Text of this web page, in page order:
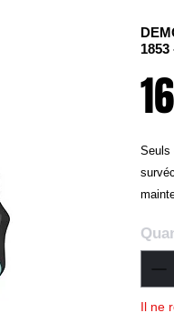
Seuls
avec
Il ne